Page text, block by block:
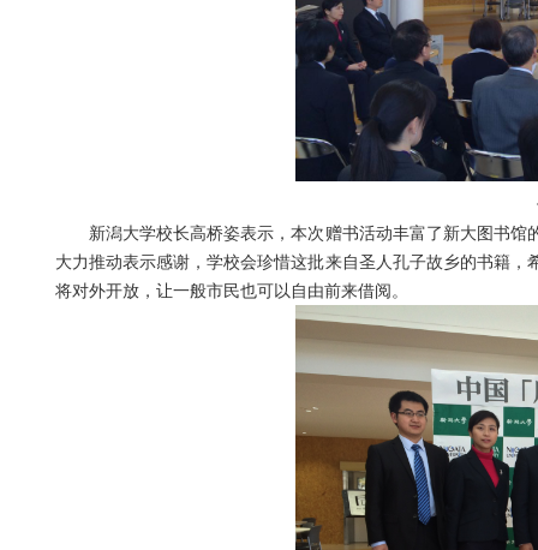
新潟大学校长高桥姿表示，本次赠书活动丰富了新大图书馆
大力推动表示感谢，学校会珍惜这批来自圣人孔子故乡的书籍
将对外开放，让一般市民也可以自由前来借阅。